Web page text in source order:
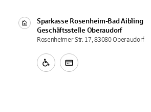
Sparkasse Rosenheim-Bad Aibling
Geschäftsstelle Oberaudorf
Rosenheimer Str. 17, 83080 Oberaudorf